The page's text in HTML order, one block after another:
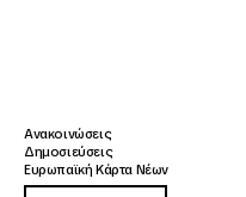
Ανακοινώσεις
Δημοσιεύσεις
Ευρωπαϊκή Κάρτα Νέων